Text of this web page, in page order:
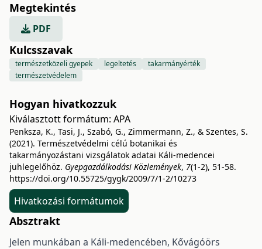
Megtekintés
PDF
Kulcsszavak
természetközeli gyepek legeltetés
takarmányérték
természetvédelem
Hogyan hivatkozzuk
Kiválasztott formátum: APA
Penksza, K., Tasi, J., Szabó, G., Zimmermann, Z., & Szentes, S.
(2021). Természetvédelmi célú botanikai és
takarmányozástani vizsgálatok adatai Káli-medencei
juhlegelőhöz. Gyepgazdálkodási Közlemények, 7(1-2), 51-58.
https://doi.org/10.55725/gygk/2009/7/1-2/10273
Hivatkozási formátumok
Absztrakt
Jelen munkában a Káli-medencében, Kővágóörs